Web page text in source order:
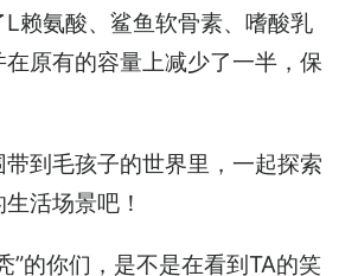
赖氨酸、鲨鱼软骨素、嗜酸乳
原有的容量上减少了一半，保
到毛孩子的世界里，一起探索
活场景吧！
”的你们，是不是在看到TA的笑